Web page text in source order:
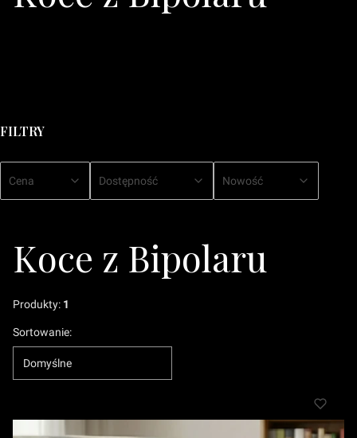
FILTRY
Cena Dostępność Nowość
Koce z Bipolaru
Produkty: 1
Lista produktów
Sortowanie:
Domyślne